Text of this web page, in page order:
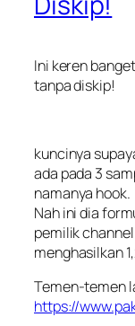
Ini keren
tanpa diskip!
kuncinya
ada pada 3
namanya hook.
Nah ini dia
pemilik
menghasilkan
Temen-temen
https://